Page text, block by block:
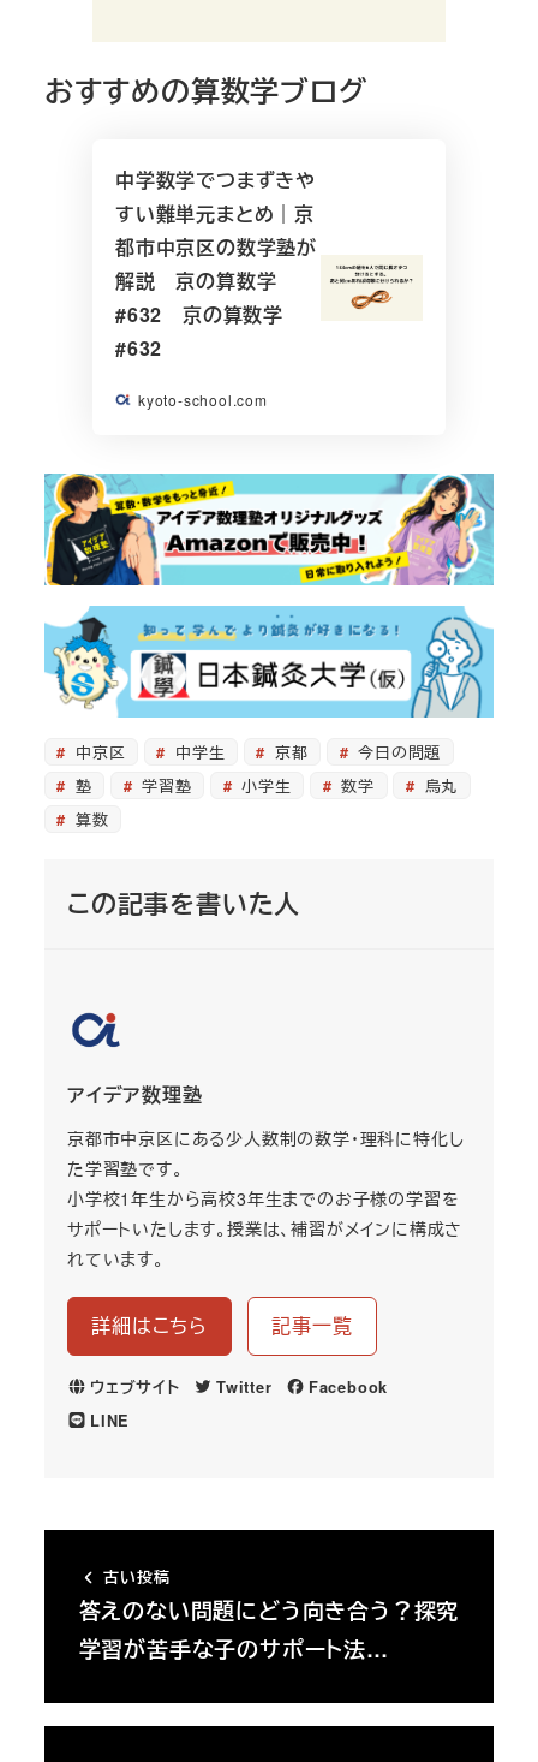
おすすめの算数学ブログ
中学数学でつまずきや
すい難単元まとめ｜京
都市中京区の数学塾が
解説 京の算数学
#632 京の算数学
#632
kyoto-school.com
中京区 中学生 京都
今日の問題
塾
学習塾 小学生 数学
烏丸
算数
この記事を書いた人
アイデア数理塾
京都市中京区にある少人数制の数学・理科に特化し
た学習塾です。
小学校1年生から高校3年生までのお子様の学習を
サポートいたします。授業は、補習がメインに構成さ
れています。
詳細はこちら 記事一覧
ウェブサイト Twitter
Facebook
LINE
古い投稿
答えのない問題にどう向き合う？探究
学習が苦手な子のサポート法…